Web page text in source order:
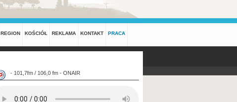
REGION KOŚCIÓŁ REKLAMA KONTAKT PRACA
- 101,7fm / 106,0 fm - ONAIR